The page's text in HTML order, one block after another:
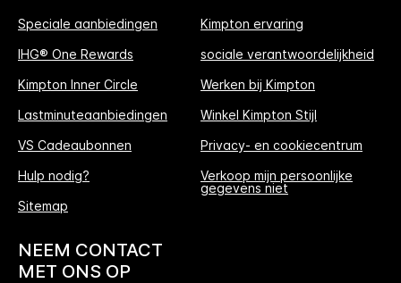
Speciale aanbiedingen
IHG® One Rewards
Kimpton Inner Circle
Lastminuteaanbiedingen
VS Cadeaubonnen
Hulp nodig?
Sitemap
Kimpton ervaring
sociale verantwoordelijkheid
Werken bij Kimpton
Winkel Kimpton Stijl
Privacy- en cookiecentrum
Verkoop mijn persoonlijke
gegevens niet
NEEM CONTACT
MET ONS OP